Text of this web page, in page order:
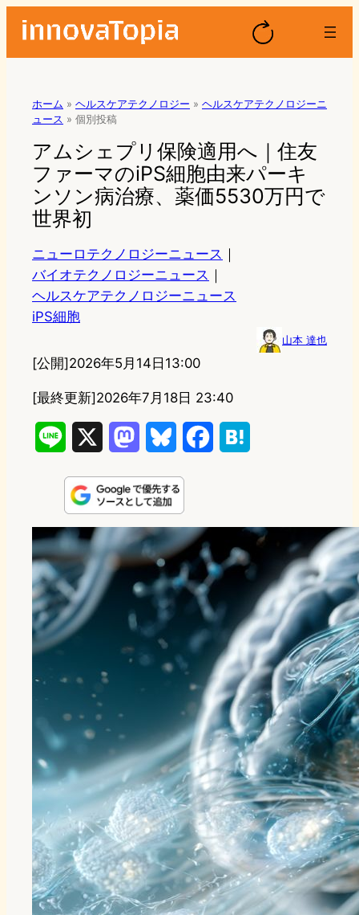
ホーム » ヘルスケアテクノロジー » ヘルスケアテクノロジーニ
ュース » 個別投稿
アムシェプリ保険適用へ｜住友
ファーマのiPS細胞由来パーキ
ンソン病治療、薬価5530万円で
世界初
ニューロテクノロジーニュース ｜
バイオテクノロジーニュース ｜
ヘルスケアテクノロジーニュース
iPS細胞
山本 達也
[公開]2026年5月14日13:00
[最終更新]2026年7月18日 23:40
n
e
s
t
o
d
u
e
s
k
e
b
o
k
e